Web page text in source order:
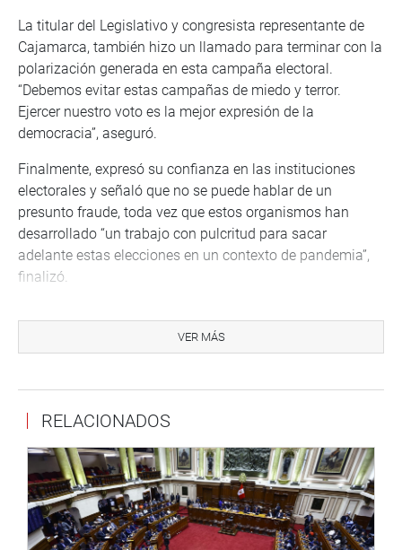
La titular del Legislativo y congresista representante de
Cajamarca, también hizo un llamado para terminar con la
polarización generada en esta campaña electoral.
“Debemos evitar estas campañas de miedo y terror.
Ejercer nuestro voto es la mejor expresión de la
democracia”, aseguró.
Finalmente, expresó su confianza en las instituciones
electorales y señaló que no se puede hablar de un
presunto fraude, toda vez que estos organismos han
desarrollado “un trabajo con pulcritud para sacar
adelante estas elecciones en un contexto de pandemia”,
finalizó.
VER MÁS
RELACIONADOS